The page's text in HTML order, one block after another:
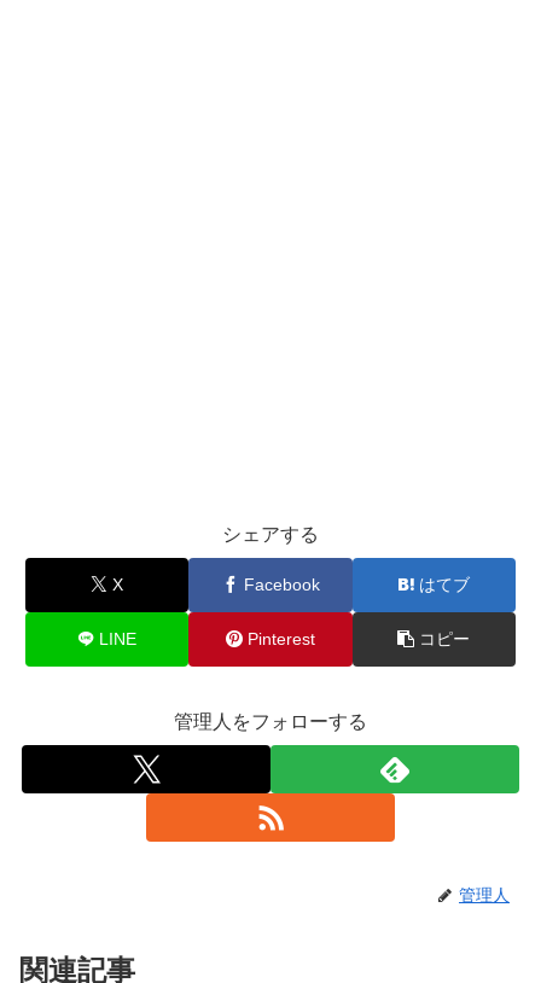
シェアする
X Facebook はてブ
LINE Pinterest コピー
管理人をフォローする
管理人
関連記事